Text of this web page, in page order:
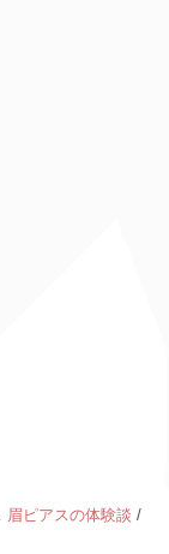
眉ピアスの体験談 /